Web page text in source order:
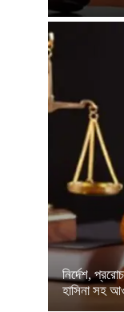
নির্দেশ,
হাসিনা সহ